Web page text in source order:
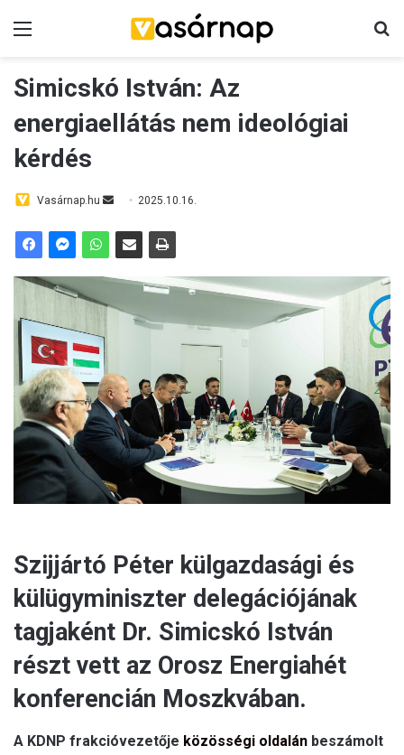
Simicskó István: Az
energiaellátás nem ideológiai
kérdés
Vasárnap.hu
n
a
i
l
2025.10.16.
Szijjártó Péter külgazdasági és
külügyminiszter delegációjának
tagjaként Dr. Simicskó István
részt vett az Orosz Energiahét
konferencián Moszkvában.
A KDNP frakcióvezetője közösségi oldalán beszámolt